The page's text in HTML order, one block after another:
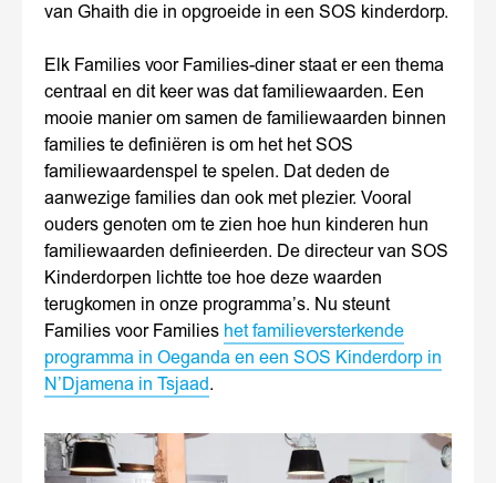
van Ghaith die in opgroeide in een SOS kinderdorp.
Elk Families voor Families-diner staat er een thema
centraal en dit keer was dat familiewaarden. Een
mooie manier om samen de familiewaarden binnen
families te definiëren is om het het SOS
familiewaardenspel te spelen. Dat deden de
aanwezige families dan ook met plezier. Vooral
ouders genoten om te zien hoe hun kinderen hun
familiewaarden definieerden. De directeur van SOS
Kinderdorpen lichtte toe hoe deze waarden
terugkomen in onze programma’s. Nu steunt
Families voor Families het familieversterkende
programma in Oeganda en een SOS Kinderdorp in
N’Djamena in Tsjaad.